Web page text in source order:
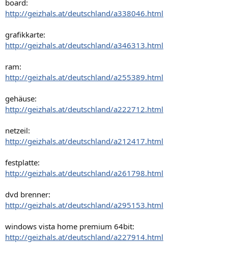
board:
http://geizhals.at/deutschland/a338046.html
grafikkarte:
http://geizhals.at/deutschland/a346313.html
ram:
http://geizhals.at/deutschland/a255389.html
gehäuse:
http://geizhals.at/deutschland/a222712.html
netzeil:
http://geizhals.at/deutschland/a212417.html
festplatte:
http://geizhals.at/deutschland/a261798.html
dvd brenner:
http://geizhals.at/deutschland/a295153.html
windows vista home premium 64bit:
http://geizhals.at/deutschland/a227914.html